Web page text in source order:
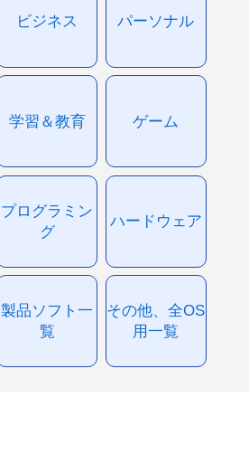
ビジネス パーソナル
学習＆教育 ゲーム
プログラミン
グ
ハードウェア
製品ソフト一
覧
その他、全OS
用一覧